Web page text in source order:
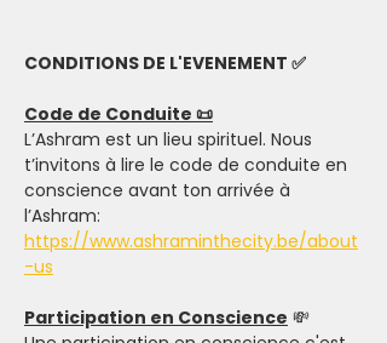
CONDITIONS DE L'EVENEMENT ✅
Code de Conduite 📜
L’Ashram est un lieu spirituel. Nous
t’invitons à lire le code de conduite en
conscience avant ton arrivée à
l’Ashram:
https://www.ashraminthecity.be/about
-us
Participation en Conscience 💸